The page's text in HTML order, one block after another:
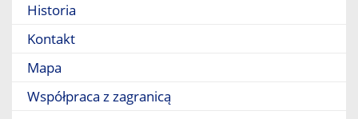
Historia
Kontakt
Mapa
Współpraca z zagranicą